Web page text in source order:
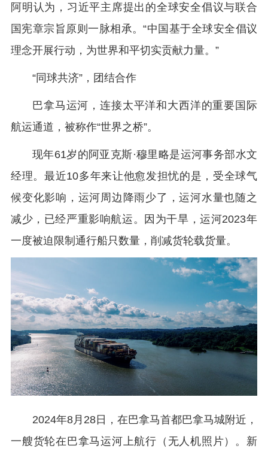
阿明认为，习近平主席提出的全球安全倡议与联合
国宪章宗旨原则一脉相承。“中国基于全球安全倡议
理念开展行动，为世界和平切实贡献力量。”
“同球共济”，团结合作
巴拿马运河，连接太平洋和大西洋的重要国际
航运通道，被称作“世界之桥”。
现年61岁的阿亚克斯·穆里略是运河事务部水文
经理。最近10多年来让他愈发担忧的是，受全球气
候变化影响，运河周边降雨少了，运河水量也随之
减少，已经严重影响航运。因为干旱，运河2023年
一度被迫限制通行船只数量，削减货轮载货量。
2024年8月28日，在巴拿马首都巴拿马城附近，
一艘货轮在巴拿马运河上航行（无人机照片）。新